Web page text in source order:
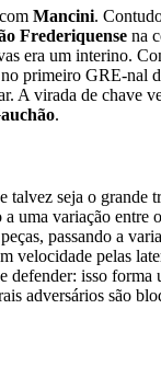
Mancini.
Frederiquense na
era um interino.
primeiro GRE-nal
A virada de
.
talvez seja o grande
a uma variação
passando a
velocidade pelas
defender: isso
adversários são